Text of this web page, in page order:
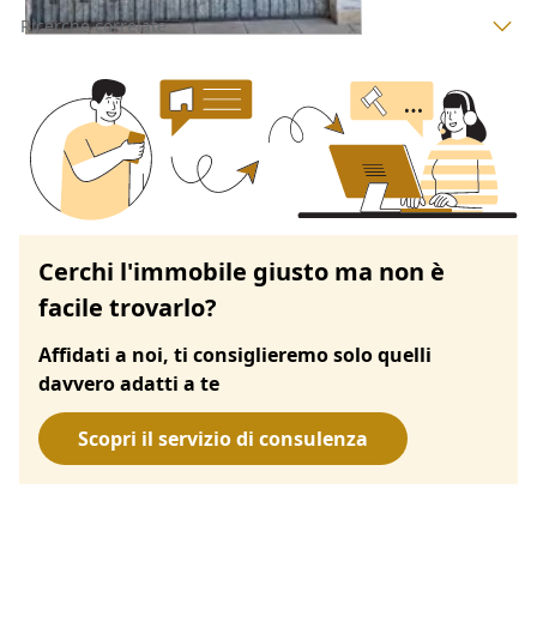
Ricerche correlate
Cerchi l'immobile giusto ma non è
facile trovarlo?
Affidati a noi, ti consiglieremo solo quelli
davvero adatti a te
Scopri il servizio di consulenza